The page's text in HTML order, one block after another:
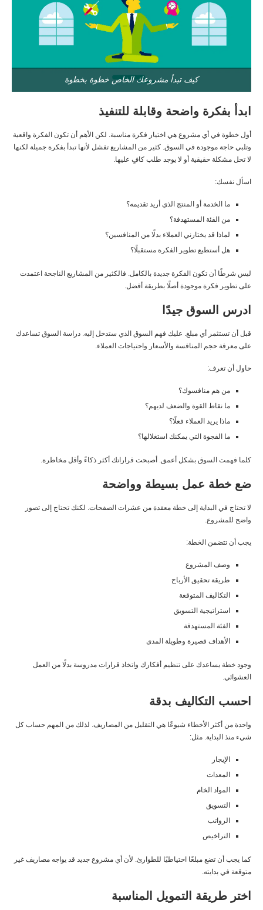
كيف تبدأ مشروعك الخاص خطوة بخطوة
ابدأ بفكرة واضحة وقابلة للتنفيذ
أول خطوة في أي مشروع هي اختيار فكرة مناسبة. لكن الأهم أن تكون الفكرة واقعية
وتلبي حاجة موجودة في السوق. كثير من المشاريع تفشل لأنها تبدأ بفكرة جميلة لكنها
لا تحل مشكلة حقيقية أو لا يوجد طلب كافٍ عليها.
اسأل نفسك:
ما الخدمة أو المنتج الذي أريد تقديمه؟
من الفئة المستهدفة؟
لماذا قد يختارني العملاء بدلًا من المنافسين؟
هل أستطيع تطوير الفكرة مستقبلًا؟
ليس شرطًا أن تكون الفكرة جديدة بالكامل. فالكثير من المشاريع الناجحة اعتمدت
على تطوير فكرة موجودة أصلًا بطريقة أفضل.
ادرس السوق جيدًا
قبل أن تستثمر أي مبلغ. عليك فهم السوق الذي ستدخل إليه. دراسة السوق تساعدك
على معرفة حجم المنافسة والأسعار واحتياجات العملاء.
حاول أن تعرف:
من هم منافسوك؟
ما نقاط القوة والضعف لديهم؟
ماذا يريد العملاء فعلًا؟
ما الفجوة التي يمكنك استغلالها؟
كلما فهمت السوق بشكل أعمق. أصبحت قراراتك أكثر ذكاءً وأقل مخاطرة.
ضع خطة عمل بسيطة وواضحة
لا تحتاج في البداية إلى خطة معقدة من عشرات الصفحات. لكنك تحتاج إلى تصور
واضح للمشروع.
يجب أن تتضمن الخطة:
وصف المشروع
طريقة تحقيق الأرباح
التكاليف المتوقعة
استراتيجية التسويق
الفئة المستهدفة
الأهداف قصيرة وطويلة المدى
وجود خطة يساعدك على تنظيم أفكارك واتخاذ قرارات مدروسة بدلًا من العمل
العشوائي.
احسب التكاليف بدقة
واحدة من أكثر الأخطاء شيوعًا هي التقليل من المصاريف. لذلك من المهم حساب كل
شيء منذ البداية. مثل:
الإيجار
المعدات
المواد الخام
التسويق
الرواتب
التراخيص
كما يجب أن تضع مبلغًا احتياطيًا للطوارئ. لأن أي مشروع جديد قد يواجه مصاريف غير
متوقعة في بدايته.
اختر طريقة التمويل المناسبة